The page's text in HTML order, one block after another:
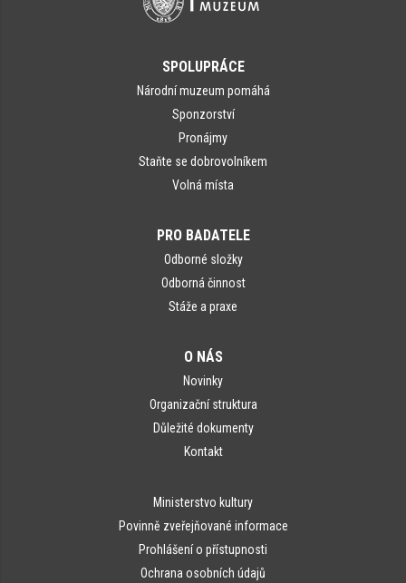
SPOLUPRÁCE
Národní muzeum pomáhá
Sponzorství
Pronájmy
Staňte se dobrovolníkem
Volná místa
PRO BADATELE
Odborné složky
Odborná činnost
Stáže a praxe
O NÁS
Novinky
Organizační struktura
Důležité dokumenty
Kontakt
Ministerstvo kultury
Povinně zveřejňované informace
Prohlášení o přístupnosti
Ochrana osobních údajů